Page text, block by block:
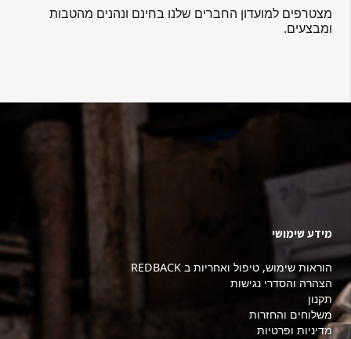
מצטרפים למועדון החברים שלנו בחינם ונהנים מהטבות
ומבצעים.
מידע שימושי
הוראות שימוש, טיפול ואחריות ב REDBACK
הצהרה והסדרי נגישות
תקנון
משלוחים והחזרות
מדיניות ופרטיות